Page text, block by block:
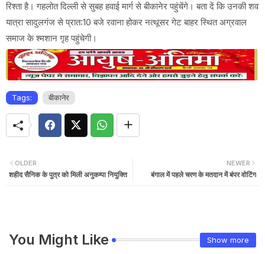
रिश्ता है। गहलोत दिल्ली से सुबह हवाई मार्ग से बीकानेर पहुंचेंगे। बता दें कि उनकी शव
यात्रा सादुलगंज से प्रात:10 बजे रवाना होकर नत्थूसर गेट बाहर स्थित अग्रवाल
समाज के श्मशान गृह पहुंचेगी।
Tags: बीकानेर
NEWER
बंगाल में पहले चरण के मतदान में बंपर वोटिंग
OLDER
शहीद सैनिक के पुत्र को मिली अनुकम्पा नियुक्ति
You Might Like Show more